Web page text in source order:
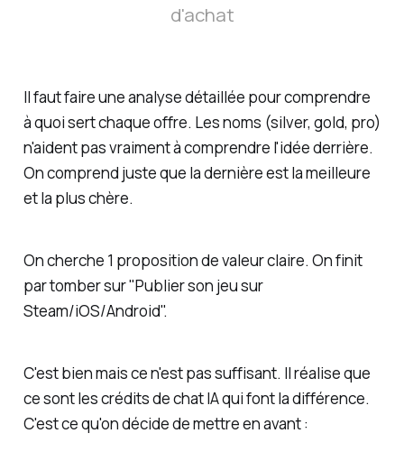
d'achat
Il faut faire une analyse détaillée pour comprendre
à quoi sert chaque offre. Les noms (silver, gold, pro)
n'aident pas vraiment à comprendre l'idée derrière.
On comprend juste que la dernière est la meilleure
et la plus chère.
On cherche 1 proposition de valeur claire. On finit
par tomber sur "Publier son jeu sur
Steam/iOS/Android".
C'est bien mais ce n'est pas suffisant. Il réalise que
ce sont les crédits de chat IA qui font la différence.
C'est ce qu'on décide de mettre en avant :